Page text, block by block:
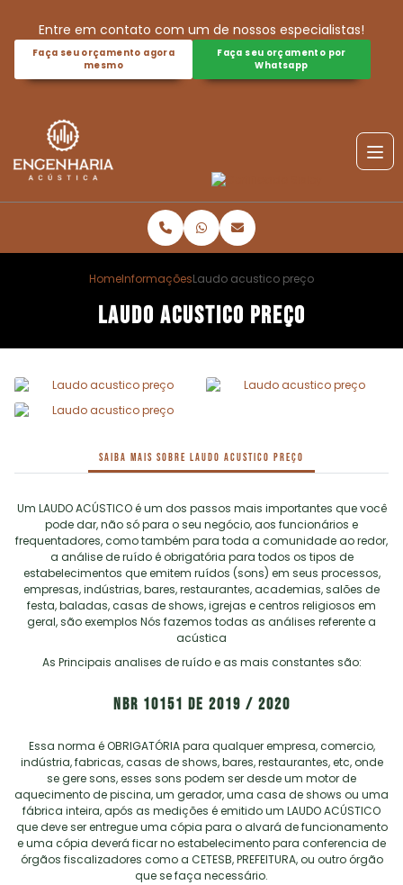
Entre em contato com um de nossos especialistas!
Faça seu orçamento agora
mesmo
Faça seu orçamento por
Whatsapp
HomeInformaçõesLaudo acustico preço
Laudo acustico preço
Saiba mais sobre LAUDO ACUSTICO PREÇO
Um LAUDO ACÚSTICO é um dos passos mais importantes que você
pode dar, não só para o seu negócio, aos funcionários e
frequentadores, como também para toda a comunidade ao redor,
a análise de ruído é obrigatória para todos os tipos de
estabelecimentos que emitem ruídos (sons) em seus processos,
empresas, indústrias, bares, restaurantes, academias, salões de
festa, baladas, casas de shows, igrejas e centros religiosos em
geral, são exemplos Nós fazemos todas as análises referente a
acústica
As Principais analises de ruído e as mais constantes são:
NBR 10151 de 2019 / 2020
Essa norma é OBRIGATÓRIA para qualquer empresa, comercio,
indústria, fabricas, casas de shows, bares, restaurantes, etc, onde
se gere sons, esses sons podem ser desde um motor de
aquecimento de piscina, um gerador, uma casa de shows ou uma
fábrica inteira, após as medições é emitido um LAUDO ACÚSTICO
que deve ser entregue uma cópia para o alvará de funcionamento
e uma cópia deverá ficar no estabelecimento para conferencia de
órgãos fiscalizadores como a CETESB, PREFEITURA, ou outro órgão
que se faça necessário.